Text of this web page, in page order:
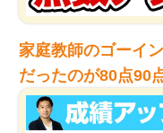
家庭教師のゴーイ
だったのが80点90